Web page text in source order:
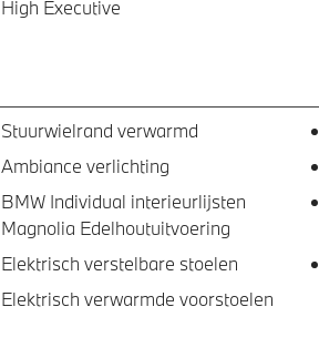
High Executive
Stuurwielrand verwarmd
Ambiance verlichting
BMW Individual interieurlijsten
Magnolia Edelhoutuitvoering
Elektrisch verstelbare stoelen
Elektrisch verwarmde voorstoelen